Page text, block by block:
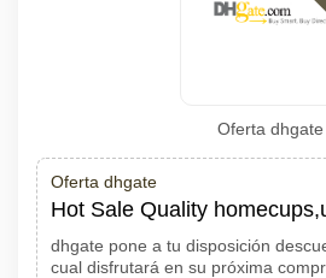
Oferta dhgate
Oferta dhgate
Hot Sale Quality
dhgate pone a tu disposición
cual disfrutará en su próxima